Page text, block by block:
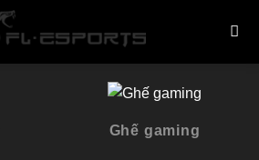
Ghế gaming